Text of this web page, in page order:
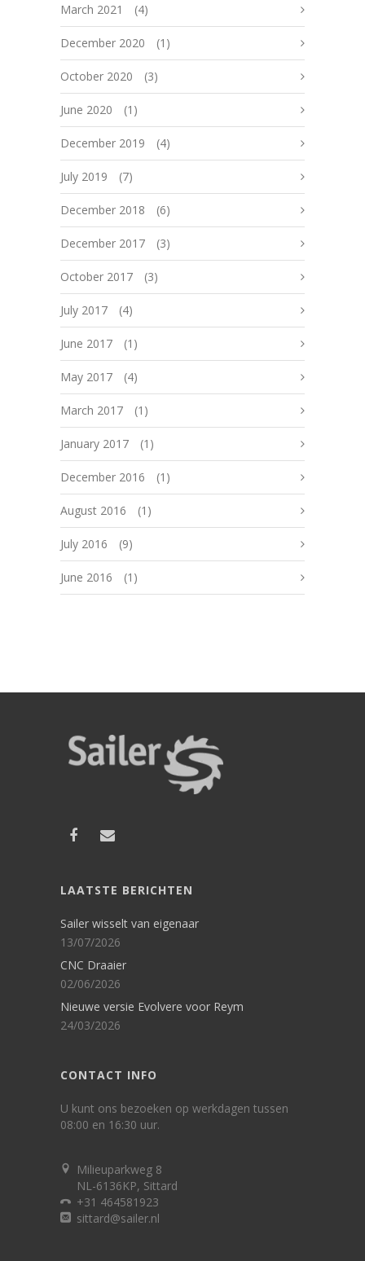
March 2021 (4)
December 2020 (1)
October 2020 (3)
June 2020 (1)
December 2019 (4)
July 2019 (7)
December 2018 (6)
December 2017 (3)
October 2017 (3)
July 2017 (4)
June 2017 (1)
May 2017 (4)
March 2017 (1)
January 2017 (1)
December 2016 (1)
August 2016 (1)
July 2016 (9)
June 2016 (1)
LAATSTE BERICHTEN
Sailer wisselt van eigenaar
13/07/2026
CNC Draaier
02/06/2026
Nieuwe versie Evolvere voor Reym
24/03/2026
CONTACT INFO
U kunt ons bezoeken op werkdagen tussen
08:00 en 16:30 uur.
Milieuparkweg 8
NL-6136KP, Sittard
+31 464581923
sittard@sailer.nl